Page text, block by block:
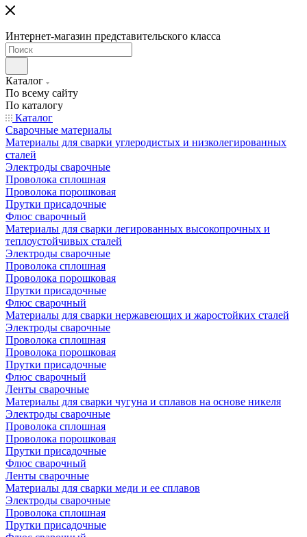
Интернет-магазин представительского класса
Каталог
По всему сайту
По каталогу
Каталог
Сварочные материалы
Материалы для сварки углеродистых и низколегированных
сталей
Электроды сварочные
Проволока сплошная
Проволока порошковая
Прутки присадочные
Флюс сварочный
Материалы для сварки легированных высокопрочных и
теплоустойчивых сталей
Электроды сварочные
Проволока сплошная
Проволока порошковая
Прутки присадочные
Флюс сварочный
Материалы для сварки нержавеющих и жаростойких сталей
Электроды сварочные
Проволока сплошная
Проволока порошковая
Прутки присадочные
Флюс сварочный
Ленты сварочные
Материалы для сварки чугуна и сплавов на основе никеля
Электроды сварочные
Проволока сплошная
Проволока порошковая
Прутки присадочные
Флюс сварочный
Ленты сварочные
Материалы для сварки меди и ее сплавов
Электроды сварочные
Проволока сплошная
Прутки присадочные